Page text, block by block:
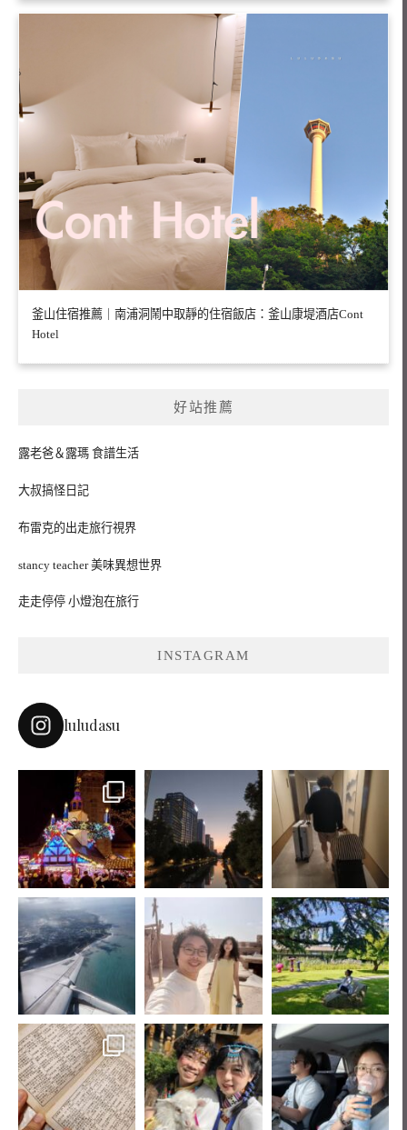
釜山住宿推薦｜南浦洞鬧中取靜的住宿飯店：釜山康堤酒店Cont
Hotel
好站推薦
露老爸＆露瑪 食譜生活
大叔搞怪日記
布雷克的出走旅行視界
stancy teacher 美味異想世界
走走停停 小燈泡在旅行
INSTAGRAM
luludasu